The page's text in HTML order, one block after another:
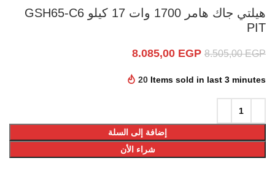
هيلتي جاك هامر 1700 وات 17 كيلو GSH65-C6
PIT
8.505,00EGP
8.085,00 EGP
20 Items sold in last 3 minutes
إضافة إلى السلة
شراء الأن